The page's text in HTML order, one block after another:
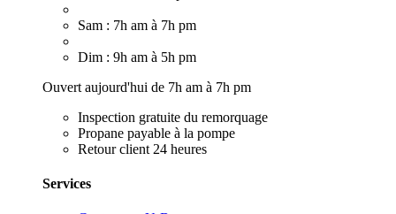
Sam : 7h am à 7h pm
Dim : 9h am à 5h pm
Ouvert aujourd'hui de 7h am à 7h pm
Inspection gratuite du remorquage
Propane payable à la pompe
Retour client 24 heures
Services